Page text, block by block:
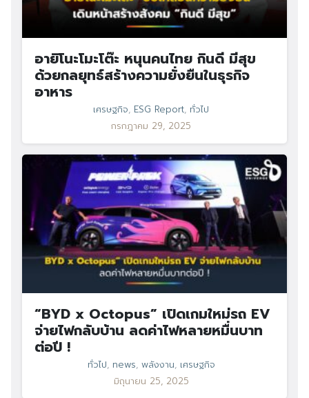
อายิโนะโมะโต๊ะ หนุนคนไทย กินดี มีสุข
ด้วยกลยุทธ์สร้างความยั่งยืนในธุรกิจ
อาหาร
เศรษฐกิจ, ESG Report, ทั่วไป
กรกฎาคม 29, 2025
“BYD x Octopus” เปิดเกมใหม่รถ EV
จ่ายไฟกลับบ้าน ลดค่าไฟหลายหมื่นบาท
ต่อปี !
ทั่วไป, news, พลังงาน, เศรษฐกิจ
มิถุนายน 25, 2025